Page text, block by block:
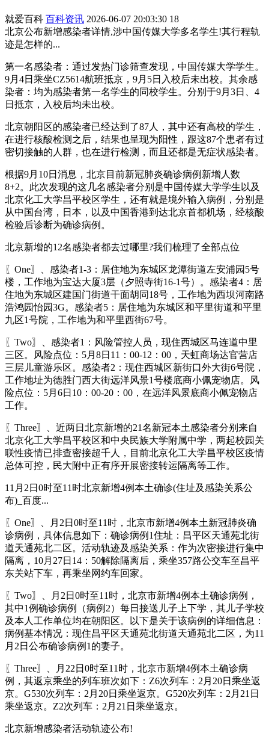
就爱百科 百科资讯 2026-06-07 20:03:30 18
北京公布新增感染者详情,涉中国传媒大学多名学生!其行程轨
迹是怎样的...
第一名感染者：通过发热门诊筛查发现，中国传媒大学学生。
9月4日乘坐CZ5614航班抵京，9月5日入校后未出校。其余感
染者：均为感染者第一名学生的同校学生。分别于9月3日、4
日抵京，入校后均未出校。
北京朝阳区的感染者已经达到了87人，其中还有高校的学生，
在进行核酸检测之后，结果也呈现为阳性，跟这87个患者有过
密切接触的人群，也在进行检测，而且还都是无症状感染者。
根据9月10日消息，北京目前新冠肺炎确诊病例新增人数
8+2。此次发现的这几名感染者分别是中国传媒大学学生以及
北京化工大学昌平校区学生，还有就是境外输入病例，分别是
从中国台湾，日本，以及中国香港到达北京首都机场，经核酸
检验后诊断为确诊病例。
北京新增的12名感染者都去过哪里?我们梳理了全部点位
〖One〗、感染者1-3：居住地为东城区龙潭街道左安浦园5号
楼，工作地为宝达大厦3层（夕照寺街16-1号）。感染者4：居
住地为东城区建国门街道干面胡同18号，工作地为西坝河南路
浩鸿园怡园3G。感染者5：居住地为东城区和平里街道和平里
九区1号院，工作地为和平里西街67号。
〖Two〗、感染者1：风险管控人员，现住西城区马连道中里
三区。风险点位：5月8日11：00-12：00，天虹商场达官营店
三层儿童游乐区。感染者2：现住西城区新街口外大街6号院，
工作地址为德胜门西大街远洋风景1号楼底商小佩宠物店。风
险点位：5月6日10：00-20：00，在远洋风景底商小佩宠物店
工作。
〖Three〗、近两日北京新增的21名新冠本土感染者分别来自
北京化工大学昌平校区和中央民族大学附属中学，两起校园关
联性疫情已排查密接超千人，目前北京化工大学昌平校区疫情
总体可控，民大附中正有序开展密接转运隔离等工作。
11月2日0时至11时北京新增4例本土确诊(住址及感染关系公
布)_百度...
〖One〗、月2日0时至11时，北京市新增4例本土新冠肺炎确
诊病例，具体信息如下：确诊病例1住址：昌平区天通苑北街
道天通苑北二区。活动轨迹及感染关系：作为次密接进行集中
隔离，10月27日14：50解除隔离后，乘坐357路公交车至昌平
东关站下车，再乘坐网约车回家。
〖Two〗、月2日0时至11时，北京市新增4例本土确诊病例，
其中1例确诊病例（病例2）每日接送儿子上下学，其儿子学校
及本人工作单位均在朝阳区。以下是关于该病例的详细信息：
病例基本情况：现住昌平区天通苑北街道天通苑北二区，为11
月2日公布确诊病例1的妻子。
〖Three〗、月22日0时至11时，北京市新增4例本土确诊病
例，其返京乘坐的列车班次如下：Z6次列车：2月20日乘坐返
京。G530次列车：2月20日乘坐返京。G520次列车：2月21日
乘坐返京。Z2次列车：2月21日乘坐返京。
北京新增感染者活动轨迹公布!